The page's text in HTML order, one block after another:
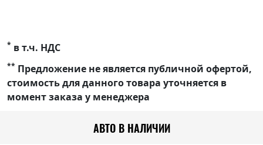
* в т.ч. НДС
** Предложение не является публичной офертой,
стоимость для данного товара уточняется в
момент заказа у менеджера
АВТО В НАЛИЧИИ